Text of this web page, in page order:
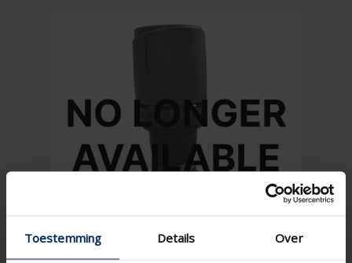
Toestemming Details Over